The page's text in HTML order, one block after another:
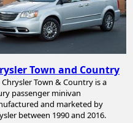
Town and Country
Chrysler Town & Country is a
passenger minivan
and marketed by
between 1990 and 2016.